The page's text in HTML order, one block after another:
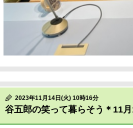
2023年11月14日(火) 10時16分
谷五郎の笑って暮らそう＊11